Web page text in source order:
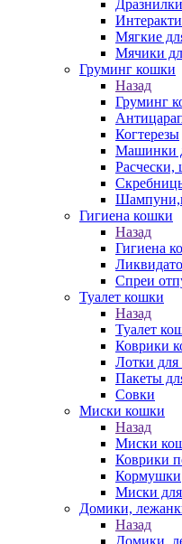
Дразнилки
Мягкие
Мячики
Груминг кошки
Назад
Груминг
Когтерезы
Машинки
Расчески,
Гигиена кошки
Назад
Гигиена
Спреи
Туалет кошки
Назад
Туалет
Коврики
Лотки для
Пакеты
Совки
Миски кошки
Назад
Миски
Коврики
Кормушки
Миски
Домики,
Назад
Домики,